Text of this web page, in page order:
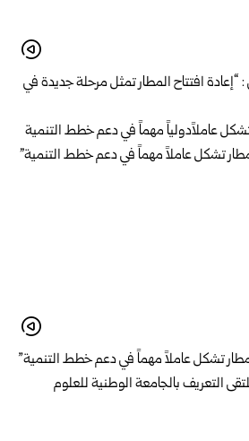
“إعادة افتتاح المطار تمثل مرحلة جديدة في
تشكل عاملاً مهماً في دعم خطط التنمية”